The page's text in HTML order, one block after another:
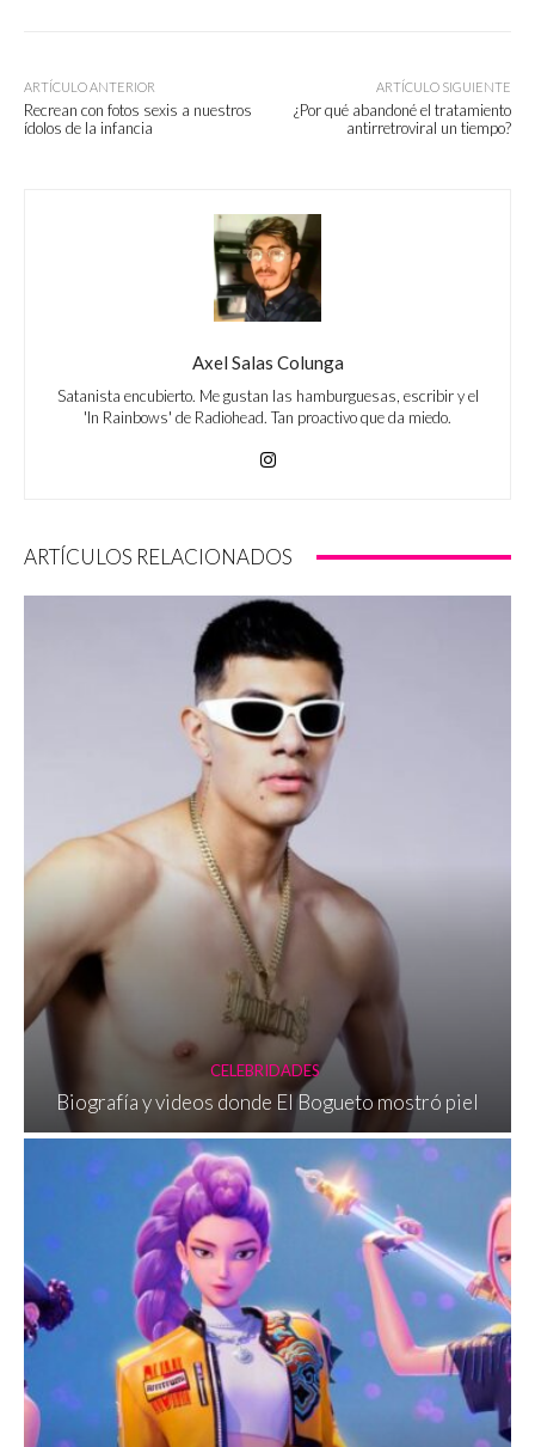
ARTÍCULO ANTERIOR
Recrean con fotos sexis a nuestros
ídolos de la infancia
ARTÍCULO SIGUIENTE
¿Por qué abandoné el tratamiento
antirretroviral un tiempo?
Axel Salas Colunga
Satanista encubierto. Me gustan las hamburguesas, escribir y el
'In Rainbows' de Radiohead. Tan proactivo que da miedo.
ARTÍCULOS RELACIONADOS
CELEBRIDADES
Biografía y videos donde El Bogueto mostró piel